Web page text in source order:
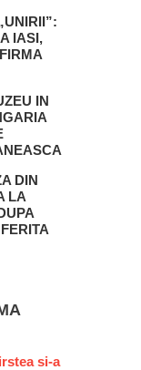
IASI,
IN
DIN
LA
si-a